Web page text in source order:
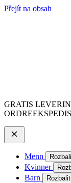
Přejít na obsah
GRATIS
Menn
Kvinner
Barn